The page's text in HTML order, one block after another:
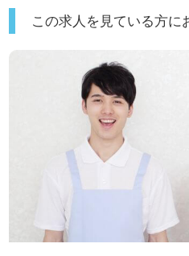
この求人を見ている方に